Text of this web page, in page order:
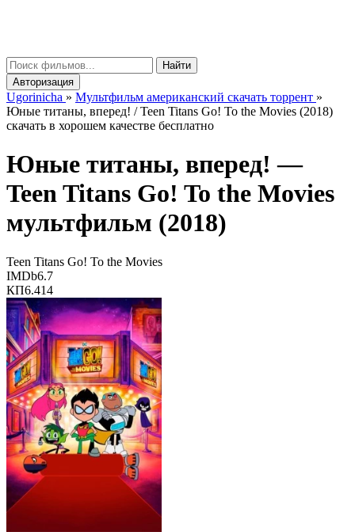
Найти
Авторизация
Ugorinicha » Мультфильм американский скачать торрент »
Юные титаны, вперед! / Teen Titans Go! To the Movies (2018)
скачать в хорошем качестве бесплатно
Юные титаны, вперед! —
Teen Titans Go! To the Movies
мультфильм (2018)
Teen Titans Go! To the Movies
IMDb6.7
КП6.414